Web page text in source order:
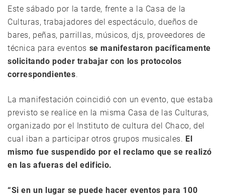
Este sábado por la tarde, frente a la Casa de la
Culturas, trabajadores del espectáculo, dueños de
bares, peñas, parrillas, músicos, djs, proveedores de
técnica para eventos se manifestaron pacíficamente
solicitando poder trabajar con los protocolos
correspondientes.
La manifestación coincidió con un evento, que estaba
previsto se realice en la misma Casa de las Culturas,
organizado por el Instituto de cultura del Chaco, del
cual iban a participar otros grupos musicales. El
mismo fue suspendido por el reclamo que se realizó
en las afueras del edificio.
“Si en un lugar se puede hacer eventos para 100